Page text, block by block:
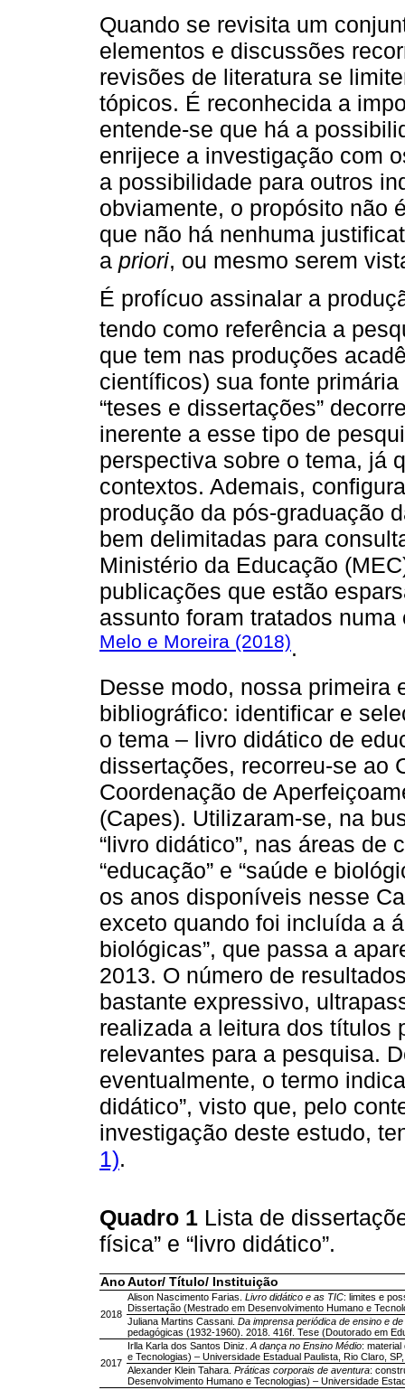
Quando se revisita um
elementos e discussões
revisões de literatura se
tópicos. É reconhecida a
entende-se que há a
enrijece a investigação com
a possibilidade para outros
obviamente, o propósito não
que não há nenhuma
a priori, ou mesmo serem
É profícuo assinalar a
tendo como referência a
que tem nas produções
científicos) sua fonte
“teses e dissertações”
inerente a esse tipo de
perspectiva sobre o tema, já
contextos. Ademais,
produção da pós-graduação
bem delimitadas para
Ministério da Educação
publicações que estão
assunto foram tratados
Melo e Moreira (2018).
Desse modo, nossa primeira
bibliográfico: identificar e
o tema – livro didático de
dissertações, recorreu-se ao
Coordenação de
(Capes). Utilizaram-se, na
“livro didático”, nas áreas de
“educação” e “saúde e
os anos disponíveis nesse
exceto quando foi incluída a
biológicas”, que passa a
2013. O número de
bastante expressivo,
realizada a leitura dos títulos
relevantes para a pesquisa.
eventualmente, o termo
didático”, visto que, pelo
investigação deste estudo,
1).
Quadro 1 Lista de
física” e “livro didático”.
Ano Autor/ Título/ Instituição
2018
Alison Nascimento Farias. Livro didático e as TIC: limites e
Dissertação (Mestrado em Desenvolvimento Humano e
Juliana Martins Cassani. Da imprensa periódica de ensino e
pedagógicas (1932-1960). 2018. 416f. Tese (Doutorado em
2017
Irlla Karla dos Santos Diniz.A dança no Ensino Médio:
e Tecnologias) – Universidade Estadual Paulista, Rio Claro,
Alexander Klein Tahara. Práticas corporais de aventura:
Desenvolvimento Humano e Tecnologias) – Universidade